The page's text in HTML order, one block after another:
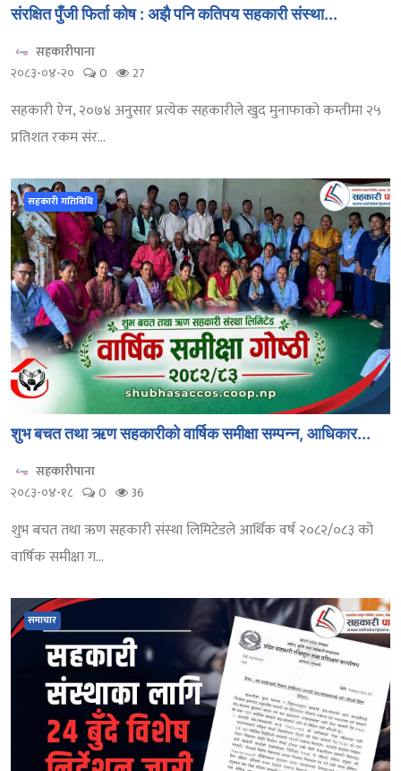
संरक्षित पुँजी फिर्ता कोष : अझै पनि कतिपय सहकारी संस्था...
सहकारीपाना
२०८३-०४-२०
0 27
सहकारी ऐन, २०७४ अनुसार प्रत्येक सहकारीले खुद मुनाफाको कम्तीमा २५
प्रतिशत रकम संर...
सहकारी गतिविधि
शुभ बचत तथा ऋण सहकारीको वार्षिक समीक्षा सम्पन्न, आधिकार...
सहकारीपाना
२०८३-०४-१८
0 36
शुभ बचत तथा ऋण सहकारी संस्था लिमिटेडले आर्थिक वर्ष २०८२/०८३ को
वार्षिक समीक्षा ग...
समाचार